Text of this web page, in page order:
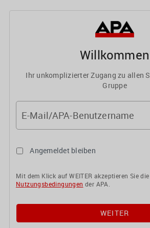
Willkommen
Ihr unkomplizierter Zugang zu allen
Gruppe
E-Mail/APA-Benutzername
Angemeldet bleiben
Mit dem Klick auf WEITER akzeptieren Sie die
Nutzungsbedingungen der APA.